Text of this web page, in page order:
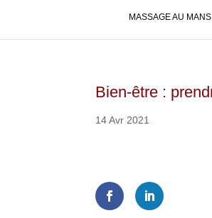
MASSAGE AU
Bien-être :
14 Avr 2021